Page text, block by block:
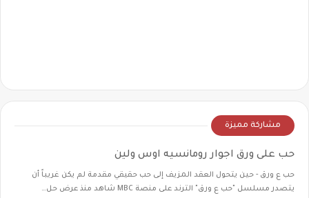
مشاركة مميزة
حب على ورق اجوار رومانسيه اوس ولين
حب ع ورق - حين يتحول العقد المزيف إلى حب حقيقي مقدمة لم يكن غريباً أن
يتصدر مسلسل "حب ع ورق" الترند على منصة MBC شاهد منذ عرض حل…